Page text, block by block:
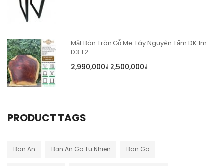
Mặt Bàn Tròn Gỗ Me Tây Nguyên Tấm DK 1m-
D3.T2
2,990,000₫ 2,500,000₫
PRODUCT TAGS
Ban An Ban An Go Tu Nhien Ban Go